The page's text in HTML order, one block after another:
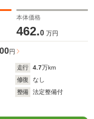
本体価格
462.0 万円
円
走行 4.7万km
修復
なし
整備
法定整備付